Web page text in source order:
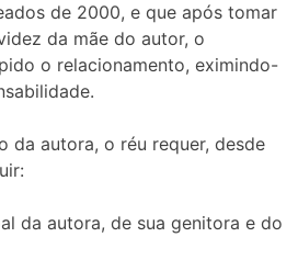
de 2000, e que após tomar
da mãe do autor, o
o relacionamento, eximindo-
da autora, o réu requer, desde
da autora, de sua genitora e do